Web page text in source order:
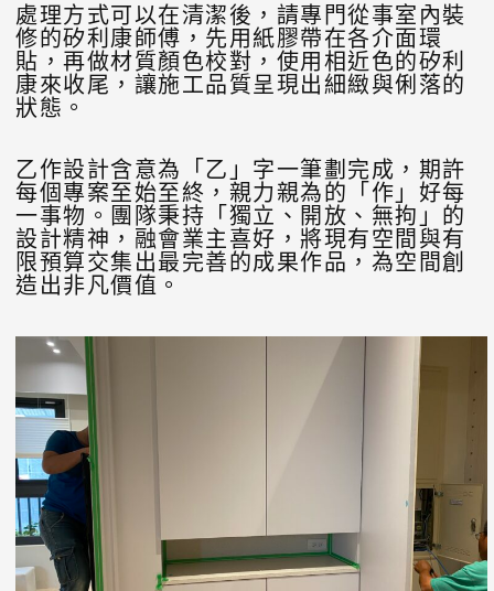
處理方式可以在清潔後，請專門從事室內裝
修的矽利康師傅，先用紙膠帶在各介面環
貼，再做材質顏色校對，使用相近色的矽利
康來收尾，讓施工品質呈現出細緻與俐落的
狀態。
乙作設計含意為「乙」字一筆劃完成，期許
每個專案至始至終，親力親為的「作」好每
一事物。團隊秉持「獨立、開放、無拘」的
設計精神，融會業主喜好，將現有空間與有
限預算交集出最完善的成果作品，為空間創
造出非凡價值。